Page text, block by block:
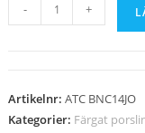
- +
Artikelnr:ATC BNC14JO
Kategorier: Färgat